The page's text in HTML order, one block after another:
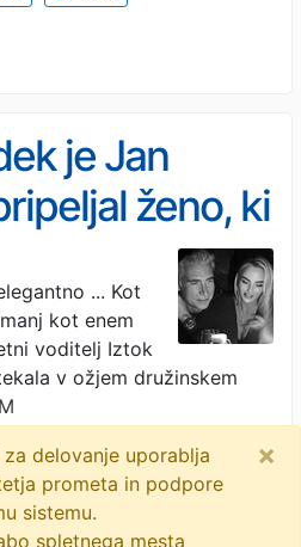
je Jan
ženo, ki
modni okus
... Kot
kot enem
voditelj Iztok
v ožjem družinskem
tadeja majerič
objavi
delovanje uporablja
prometa in podpore
sistemu.
spletnega mesta
×